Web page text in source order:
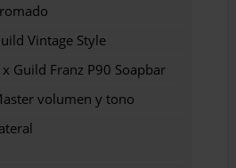
Vintage Style
x Guild Franz P90 Soapbar
volumen y tono